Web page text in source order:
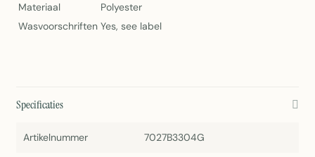
Materiaal
Polyester
Wasvoorschriften Yes, see label
Specificaties
Artikelnummer 7027B3304G